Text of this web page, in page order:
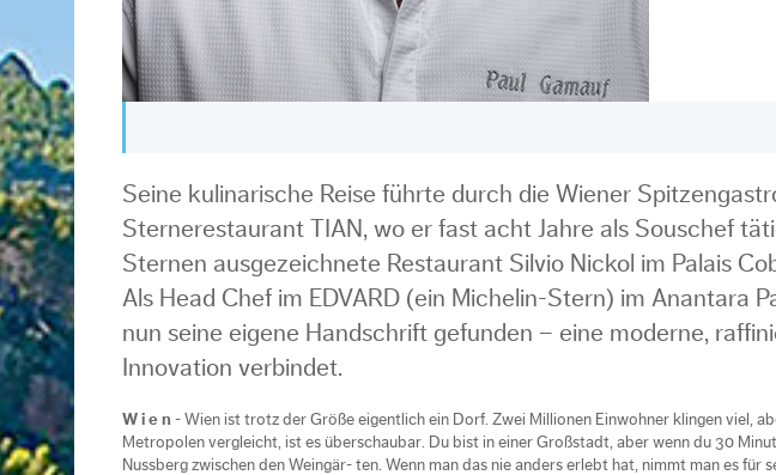
Seine kulinarische Reise führte durch die Wiener
Sternerestaurant TIAN, wo er fast acht Jahre als Souschef
Sternen ausgezeichnete Restaurant Silvio Nickol im Palais
Als Head Chef im EDVARD (ein Michelin-Stern) im Anantara
nun seine eigene Handschrift gefunden – eine moderne,
Innovation verbindet.
W i e n - Wien ist trotz der Größe eigentlich ein Dorf. Zwei Millionen Einwohner klingen viel,
Metropolen vergleicht, ist es überschaubar. Du bist in einer Großstadt, aber wenn du 30
Nussberg zwischen den Weingär- ten. Wenn man das nie anders erlebt hat, nimmt man es für